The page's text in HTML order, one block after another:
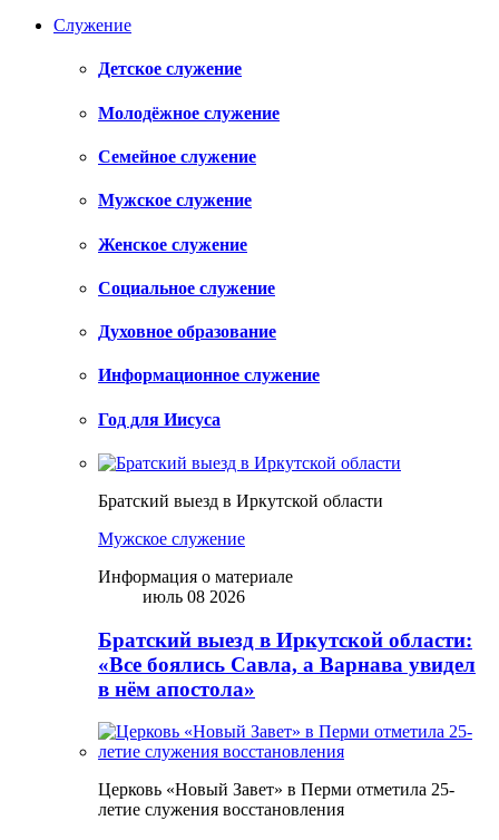
Служение
Детское служение
Молодёжное служение
Семейное служение
Мужское служение
Женское служение
Социальное служение
Духовное образование
Информационное служение
Год для Иисуса
Братский выезд в Иркутской области
Мужское служение
Информация о материале
июль 08 2026
Братский выезд в Иркутской области:
«Все боялись Савла, а Варнава увидел
в нём апостола»
Церковь «Новый Завет» в Перми отметила 25-
летие служения восстановления